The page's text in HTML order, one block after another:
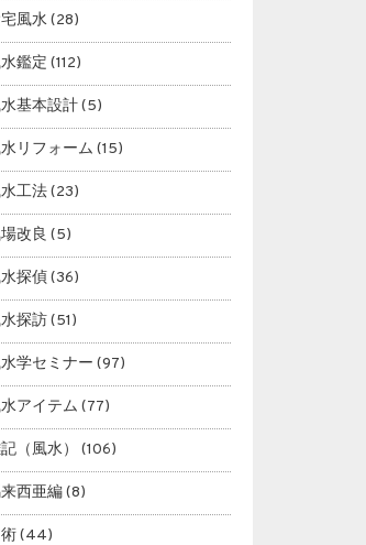
風水(28)
鑑定 (112)
基本設計(5)
リフォーム (15)
工法(23)
改良 (5)
探偵(36)
探訪(51)
学セミナー (97)
アイテム (77)
（風水） (106)
西亜編(8)
(44)